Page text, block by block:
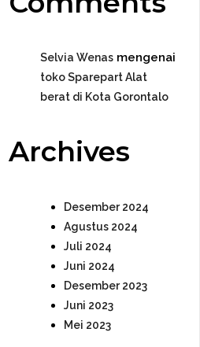
Selvia Wenas mengenai
toko Sparepart Alat
berat di Kota Gorontalo
Archives
Desember 2024
Agustus 2024
Juli 2024
Juni 2024
Desember 2023
Juni 2023
Mei 2023